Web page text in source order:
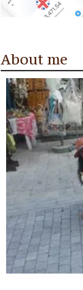
About me